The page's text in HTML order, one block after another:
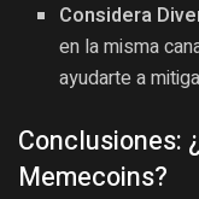
Considera
en la misma
ayudarte a
Conclusiones:
Memecoins?